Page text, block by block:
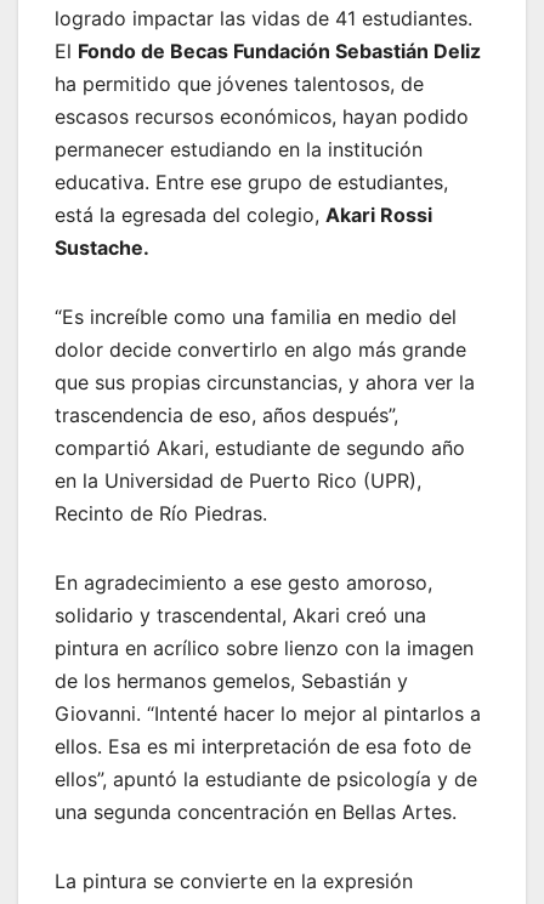
logrado impactar las vidas de 41 estudiantes.
El Fondo de Becas Fundación Sebastián Deliz
ha permitido que jóvenes talentosos, de
escasos recursos económicos, hayan podido
permanecer estudiando en la institución
educativa. Entre ese grupo de estudiantes,
está la egresada del colegio, Akari Rossi
Sustache.
“Es increíble como una familia en medio del
dolor decide convertirlo en algo más grande
que sus propias circunstancias, y ahora ver la
trascendencia de eso, años después”,
compartió Akari, estudiante de segundo año
en la Universidad de Puerto Rico (UPR),
Recinto de Río Piedras.
En agradecimiento a ese gesto amoroso,
solidario y trascendental, Akari creó una
pintura en acrílico sobre lienzo con la imagen
de los hermanos gemelos, Sebastián y
Giovanni. “Intenté hacer lo mejor al pintarlos a
ellos. Esa es mi interpretación de esa foto de
ellos”, apuntó la estudiante de psicología y de
una segunda concentración en Bellas Artes.
La pintura se convierte en la expresión